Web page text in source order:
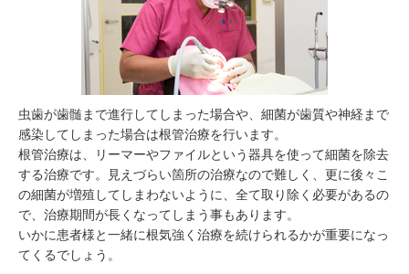
虫歯が歯髄まで進行してしまった場合や、細菌が歯質や神経まで
感染してしまった場合は根管治療を行います。
根管治療は、リーマーやファイルという器具を使って細菌を除去
する治療です。見えづらい箇所の治療なので難しく、更に後々こ
の細菌が増殖してしまわないように、全て取り除く必要があるの
で、治療期間が長くなってしまう事もあります。
いかに患者様と一緒に根気強く治療を続けられるかが重要になっ
てくるでしょう。